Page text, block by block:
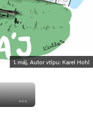
1. máj, Autor vtipu: Karel Hohl